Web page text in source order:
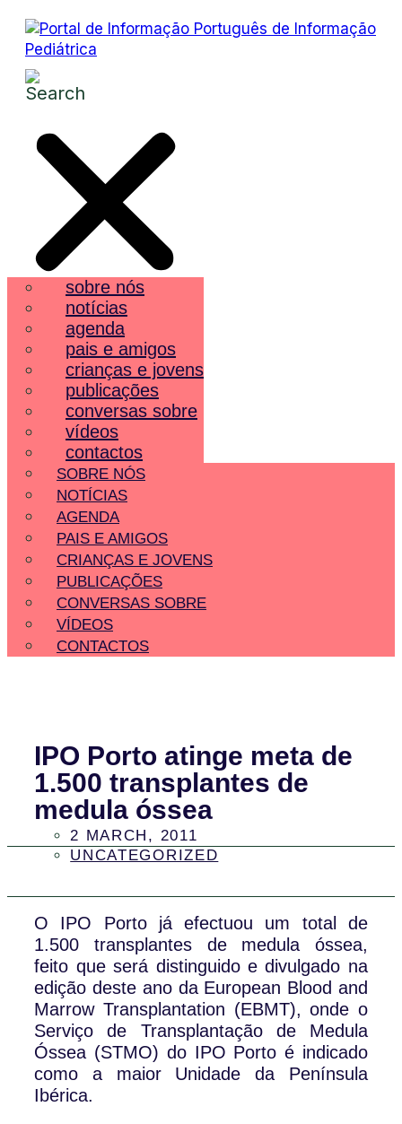
sobre nós
notícias
agenda
pais e amigos
crianças e jovens
publicações
conversas sobre
vídeos
contactos
SOBRE NÓS
NOTÍCIAS
AGENDA
PAIS E AMIGOS
CRIANÇAS E JOVENS
PUBLICAÇÕES
CONVERSAS SOBRE
VÍDEOS
CONTACTOS
IPO Porto atinge meta de
1.500 transplantes de
medula óssea
2 MARCH, 2011
UNCATEGORIZED
O IPO Porto já efectuou um total de
1.500 transplantes de medula óssea,
feito que será distinguido e divulgado na
edição deste ano da European Blood and
Marrow Transplantation (EBMT), onde o
Serviço de Transplantação de Medula
Óssea (STMO) do IPO Porto é indicado
como a maior Unidade da Península
Ibérica.